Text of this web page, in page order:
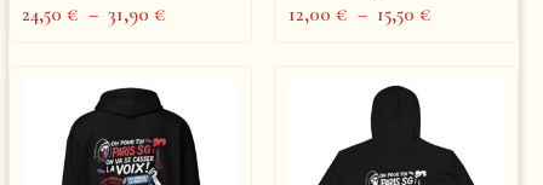
24,50€ – 31,90€ 12,00€ – 15,50€